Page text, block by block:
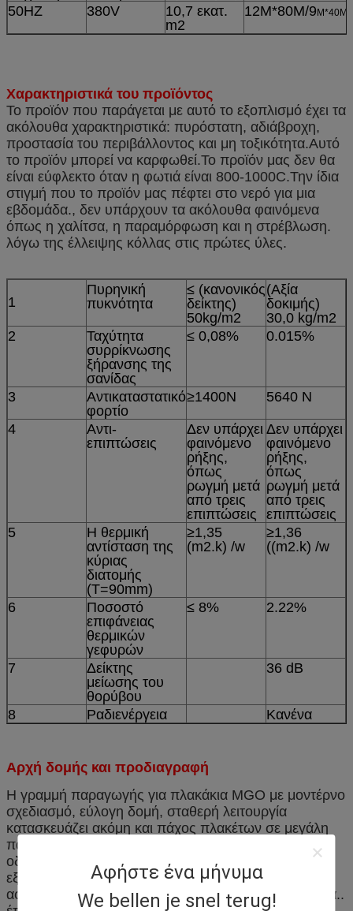
Αφήστε ένα μήνυμα
We bellen je snel terug!
50HZ
380V
10,7 εκατ.
m2
12M*80M/9Μ*40M
Χαρακτηριστικά του προϊόντος
Το προϊόν που παράγεται με αυτό το εξοπλισμό έχει τα
ακόλουθα χαρακτηριστικά: πυρόστατη, αδιάβροχη,
προστασία του περιβάλλοντος και μη τοξικότητα.Αυτό
το προϊόν μπορεί να καρφωθεί.Το προϊόν μας δεν θα
είναι εύφλεκτο όταν η φωτιά είναι 800-1000C.Την ίδια
στιγμή που το προϊόν μας πέφτει στο νερό για μια
εβδομάδα., δεν υπάρχουν τα ακόλουθα φαινόμενα
όπως η χαλίτσα, η παραμόρφωση και η στρέβλωση.
λόγω της έλλειψης κόλλας στις πρώτες ύλες.
1
Πυρηνική
πυκνότητα
≤ (κανονικός
δείκτης)
50kg/m2
(Αξία
δοκιμής)
30,0 kg/m2
2
Ταχύτητα
συρρίκνωσης
ξήρανσης της
σανίδας
≤ 0,08% 0.015%
3
Αντικαταστατικό
φορτίο
≥1400N 5640 Ν
4
Αντι-
επιπτώσεις
Δεν υπάρχει
φαινόμενο
ρήξης,
όπως
ρωγμή μετά
από τρεις
επιπτώσεις
Δεν υπάρχει
φαινόμενο
ρήξης,
όπως
ρωγμή μετά
από τρεις
επιπτώσεις
5
Η θερμική
αντίσταση της
κύριας
διατομής
(T=90mm)
≥1,35
(m2.k) /w
≥1,36
((m2.k) /w
6
Ποσοστό
επιφάνειας
θερμικών
γεφυρών
≤ 8% 2.22%
7
Δείκτης
μείωσης του
θορύβου
36 dB
8 Ραδιενέργεια Κανένα
Αρχή δομής και προδιαγραφή
Η γραμμή παραγωγής για πλακάκια MGO με μοντέρνο
σχεδιασμό, εύλογη δομή, σταθερή λειτουργία
κατασκευάζει ακόμη και πάχος πλακέτων σε μεγάλη
παραγωγή μία φορά μέσω της τεχνολογίας διπλής
οδού roll-in.Αυτή η γραμμή παραγωγής είναι
εξοπλισμένη με συσκευή αναταραχής που μπορεί να
αφαιρέσει εσωτερικές και εξωτερικές φυσαλίδες αέρα..